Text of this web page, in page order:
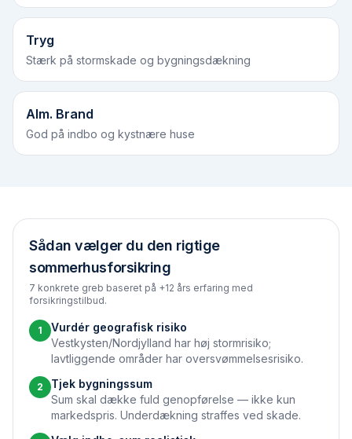
Tryg
Stærk på stormskade og bygningsdækning
Alm. Brand
God på indbo og kystnære huse
Sådan vælger du den rigtige
sommerhusforsikring
7 konkrete greb baseret på +12 års erfaring med
forsikringstilbud.
1
Vurdér geografisk risiko
Vestkysten/Nordjylland har høj storm­risiko;
lavtliggende områder har oversvømmelses­risiko.
2
Tjek bygningssum
Sum skal dække fuld genopførelse — ikke kun
markedspris. Underdækning straffes ved skade.